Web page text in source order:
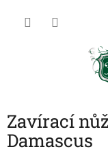
Zavírací
Damascus